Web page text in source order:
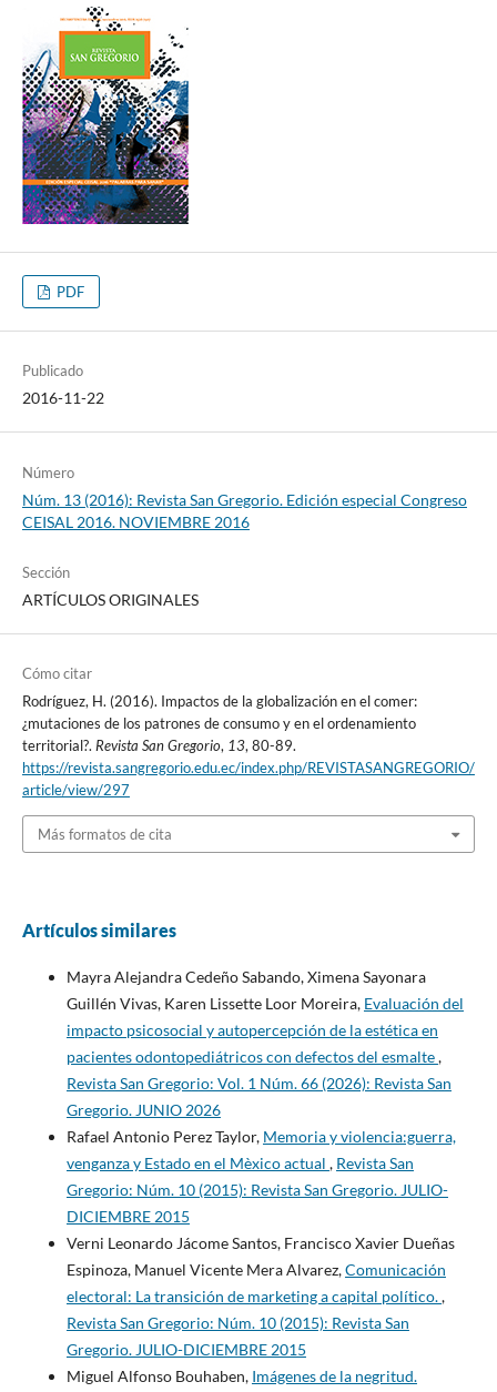
PDF
Publicado
2016-11-22
Número
Núm. 13 (2016): Revista San Gregorio. Edición especial Congreso
CEISAL 2016. NOVIEMBRE 2016
Sección
ARTÍCULOS ORIGINALES
Cómo citar
Rodríguez, H. (2016). Impactos de la globalización en el comer:
¿mutaciones de los patrones de consumo y en el ordenamiento
territorial?. Revista San Gregorio, 13, 80-89.
https://revista.sangregorio.edu.ec/index.php/REVISTASANGREGORIO/
article/view/297
Más formatos de cita
Artículos similares
Mayra Alejandra Cedeño Sabando, Ximena Sayonara
Guillén Vivas, Karen Lissette Loor Moreira, Evaluación del
impacto psicosocial y autopercepción de la estética en
pacientes odontopediátricos con defectos del esmalte,
Revista San Gregorio: Vol. 1 Núm. 66 (2026): Revista San
Gregorio. JUNIO 2026
Rafael Antonio Perez Taylor, Memoria y violencia:guerra,
venganza y Estado en el Mèxico actual , Revista San
Gregorio: Núm. 10 (2015): Revista San Gregorio. JULIO-
DICIEMBRE 2015
Verni Leonardo Jácome Santos, Francisco Xavier Dueñas
Espinoza, Manuel Vicente Mera Alvarez,Comunicación
electoral: La transición de marketing a capital político.,
Revista San Gregorio: Núm. 10 (2015): Revista San
Gregorio. JULIO-DICIEMBRE 2015
Miguel Alfonso Bouhaben, Imágenes de la negritud.